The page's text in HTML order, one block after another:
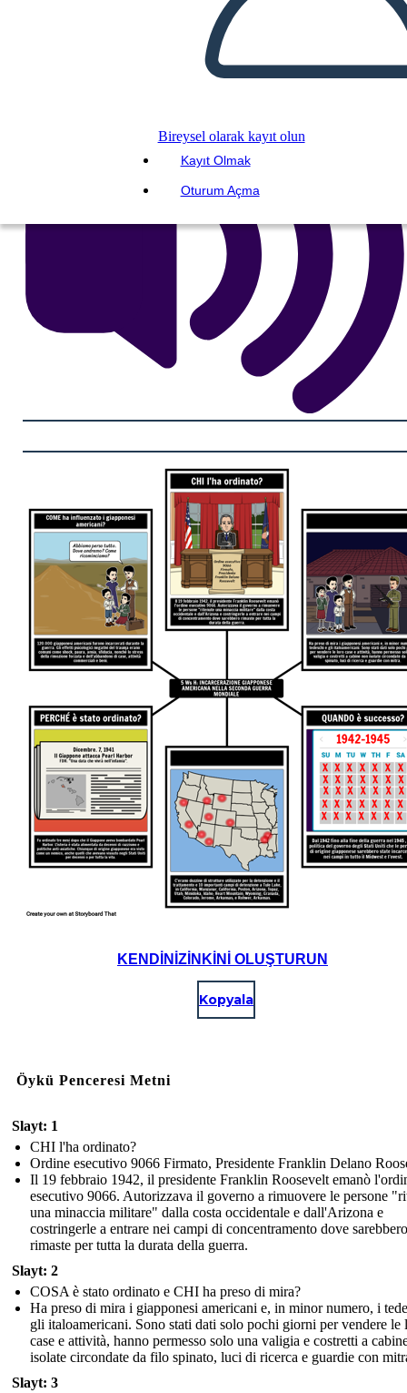
Bireysel olarak kayıt olun
Kayıt Olmak
Oturum Açma
SLAYT GÖSTERİSİNİ OYNAT
BENİ OKU
KENDINIZINKINI OLUŞTURUN
Kopyala
Öykü Penceresi Metni
Slayt: 1
CHI l'ha ordinato?
Ordine esecutivo 9066 Firmato, Presidente Franklin Delano
Il 19 febbraio 1942, il presidente Franklin Roosevelt emanò
esecutivo 9066. Autorizzava il governo a rimuovere le persone
una minaccia militare" dalla costa occidentale e dall'Arizona e
costringerle a entrare nei campi di concentramento dove sarebbero
rimaste per tutta la durata della guerra.
Slayt: 2
COSA è stato ordinato e CHI ha preso di mira?
Ha preso di mira i giapponesi americani e, in minor numero, i
gli italoamericani. Sono stati dati solo pochi giorni per vendere le
case e attività, hanno permesso solo una valigia e costretti a
isolate circondate da filo spinato, luci di ricerca e guardie con
Slayt: 3